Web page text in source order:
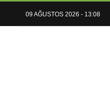
09 AĞUSTOS 2026 - 13:08